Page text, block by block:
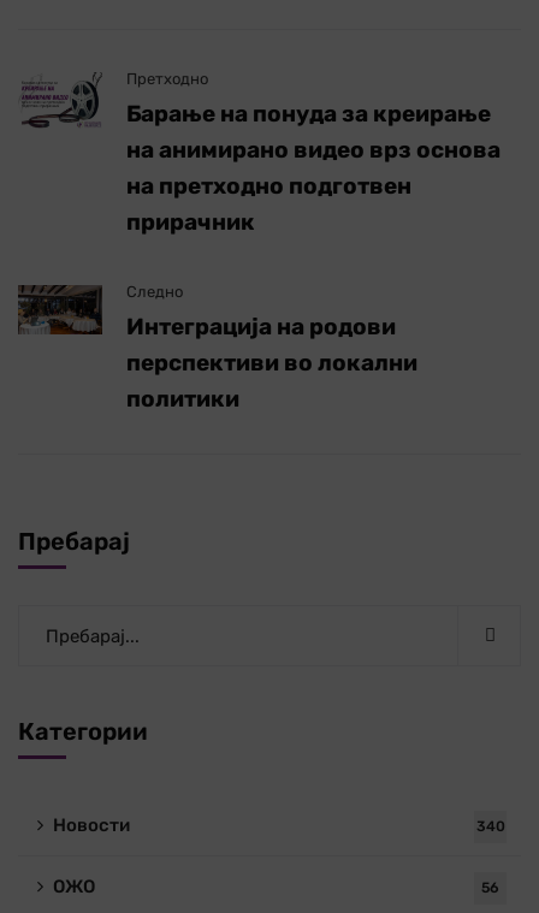
Претходно
Барање на понуда за креирање
на анимирано видео врз основа
на претходно подготвен
прирачник
Следно
Интеграција на родови
перспективи во локални
политики
Пребарај
Категории
Новости 340
ОЖО 56